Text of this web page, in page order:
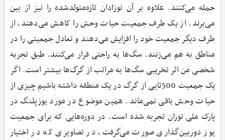
حمله می‌کنند. علاوه بر آن نوزادان تازه‌متولدشده را نیز از بین
می‌برند. از یک طرف جمعیت حیات وحش را کاهش می‌دهند، از
طرف دیگر جمعیت خود را افزایش می‌دهند و تعادل جمعیتی را در
مناطق به هم می‌زنند. سگ‌ها به راحتی فرار می‌کنند. طبق تجربه
شخصی من اثر تخریبی سگ‌ها به مراتب از گرگ‌ها بیشتر است. اگر
یک جمعیت 500تایی از گرگ در یک منطقه داشته باشیم چیزی از
حیات وحش باقی نمی‌ماند. همین موضوع در مورد یوزپلنگ در
پارک ملی توران تجربه شده است. در دوره‌هایی که برای جمعیت
یوز دوربین‌گذاری صورت می‌گرفت، در تصاویری که در اختیار